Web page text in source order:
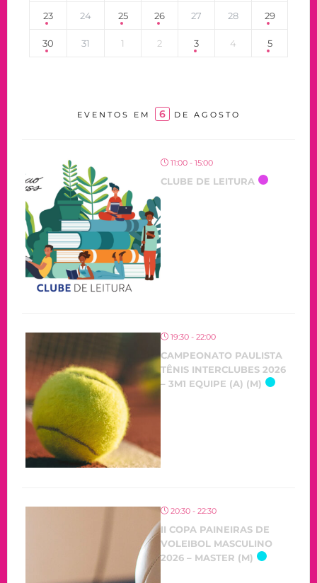
23 24 25 26 27 28 29
30 31 1 2 3 4 5
EVENTOS EM 6 DE AGOSTO
11:00 - 15:00
CLUBE DE LEITURA
19:30 - 22:00
CAMPEONATO PAULISTA
TÊNIS INTERCLUBES 2026
– 3M1 EQUIPE (A) (M)
20:30 - 22:30
II COPA PAINEIRAS DE
VOLEIBOL MASCULINO
2026 – MASTER (M)